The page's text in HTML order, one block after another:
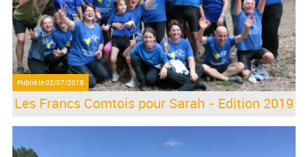
Publié le02/07/2019
Les Francs Comtois pour Sarah - Edition 2019